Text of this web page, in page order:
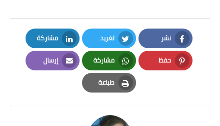
نشر
Facebook
تغريد
Twitter
مشاركة
LinkedIn
حفظ
Pinterest
مشاركة
Whatsapp
إرسال
Email
طباعة
Print